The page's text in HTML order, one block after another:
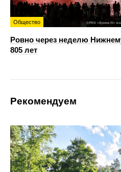
Общество
Ровно через неделю
805 лет
Рекомендуем